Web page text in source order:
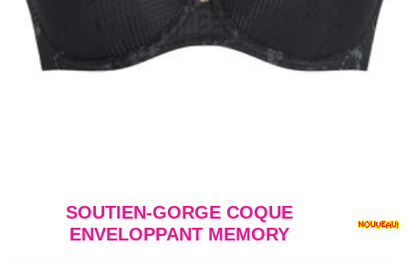
SOUTIEN-GORGE COQUE
ENVELOPPANT MEMORY